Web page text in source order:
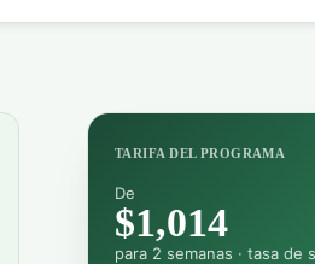
TARIFA DEL PROGRAMA
De
$1,014
para 2 semanas · tasa de